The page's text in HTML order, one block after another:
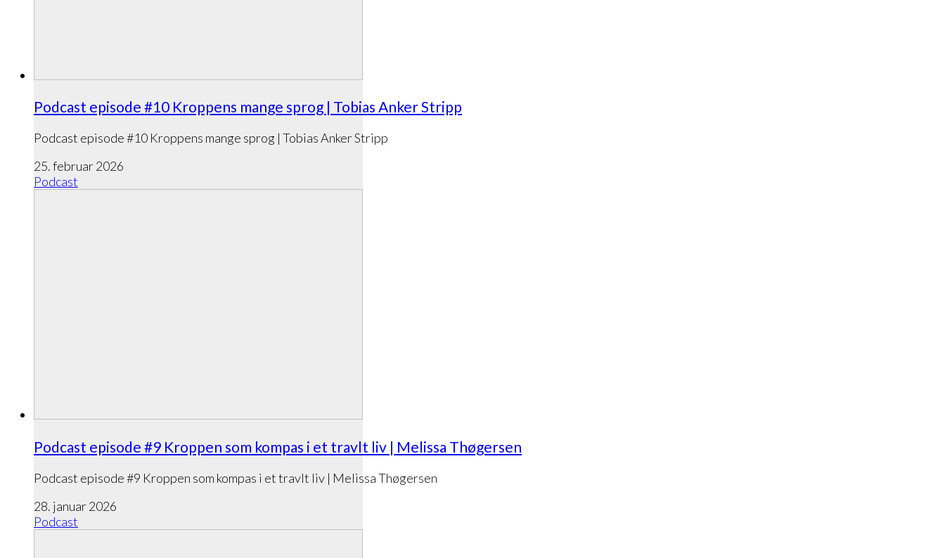
Podcast episode #10 Kroppens mange sprog | Tobias Anker Stripp
Podcast episode #10 Kroppens mange sprog | Tobias Anker Stripp
25. februar 2026
Podcast
Podcast episode #9 Kroppen som kompas i et travlt liv | Melissa Thøgersen
Podcast episode #9 Kroppen som kompas i et travlt liv | Melissa Thøgersen
28. januar 2026
Podcast